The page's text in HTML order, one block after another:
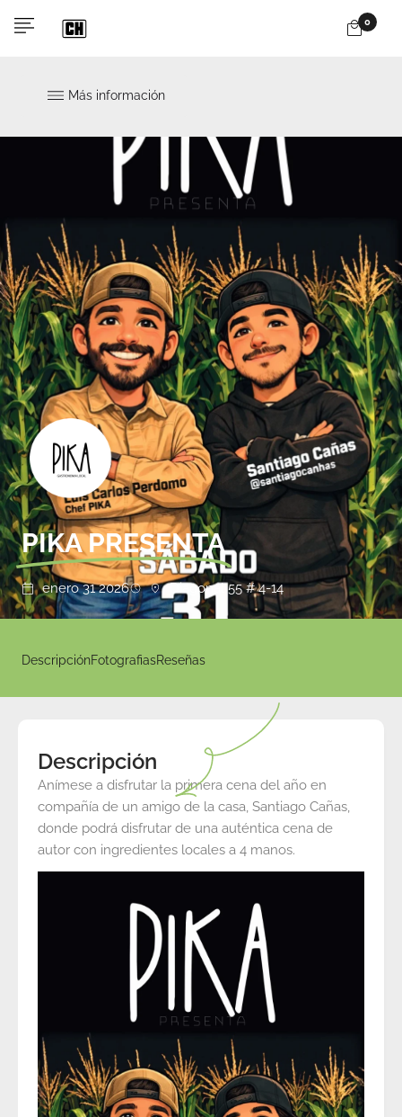
0
Más información
PIKA PRESENTA
enero 31 2026 Diagonal 55 # 4-14
DescripciónFotografiasReseñas
Descripción
Anímese a disfrutar la primera cena del año en
compañía de un amigo de la casa, Santiago Cañas,
donde podrá disfrutar de una auténtica cena de
autor con ingredientes locales a 4 manos.